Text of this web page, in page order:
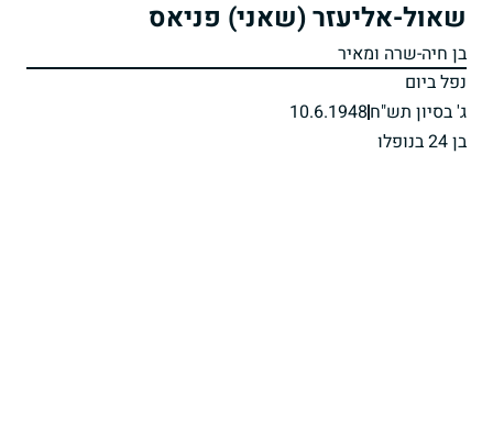
שאול-אליעזר (שאני) פניאס
בן חיה-שרה ומאיר
נפל ביום
ג' בסיון תש"ח10.6.1948
בן 24 בנופלו